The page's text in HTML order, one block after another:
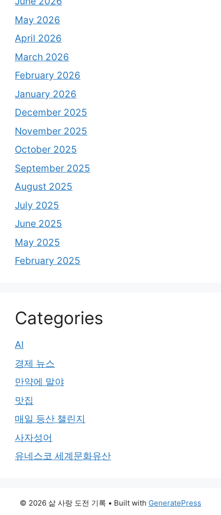
May 2026
April 2026
March 2026
February 2026
January 2026
December 2025
November 2025
October 2025
September 2025
August 2025
July 2025
June 2025
May 2025
February 2025
Categories
AI
경제 뉴스
만약에 말야
맛집
매일 등산 챌린지
사자성어
유네스코 세계문화유산
© 2026 삶 사랑 도전 기록 • Built with GeneratePress